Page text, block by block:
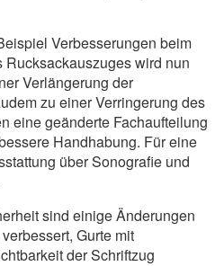
Verbesserungen beim
wird nun
Verlängerung der
zu einer Verringerung des
eine geänderte Fachaufteilung
Handhabung. Für eine
über Sonografie und
sind einige Änderungen
Gurte mit
der Schriftzug